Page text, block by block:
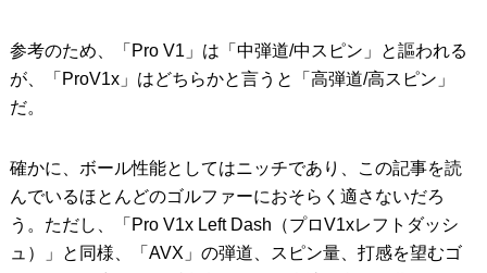
参考のため、「Pro V1」は「中弾道/中スピン」と謳われる
が、「ProV1x」はどちらかと言うと「高弾道/高スピン」
だ。
確かに、ボール性能としてはニッチであり、この記事を読
んでいるほとんどのゴルファーにおそらく適さないだろ
う。ただし、「Pro V1x Left Dash（プロV1xレフトダッシ
ュ）」と同様、「AVX」の弾道、スピン量、打感を望むゴ